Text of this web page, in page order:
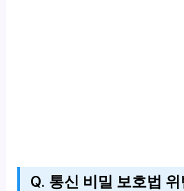
Q. 통신 비밀 보호법